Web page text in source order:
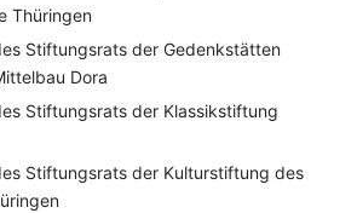
Thüringen
Stiftungsrats der Gedenkstätten
Dora
Stiftungsrats der Klassikstiftung
Stiftungsrats der Kulturstiftung des